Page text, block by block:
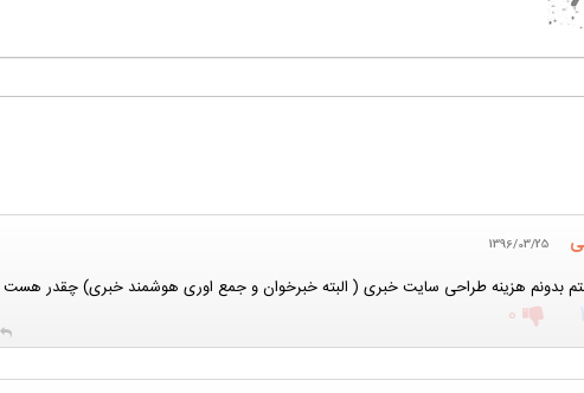
1396/03/25
بدونم هزینه طراحی سایت خبری ( البته خبرخوان و جمع اوری هوشمند خبری) چقدر هست
1
0